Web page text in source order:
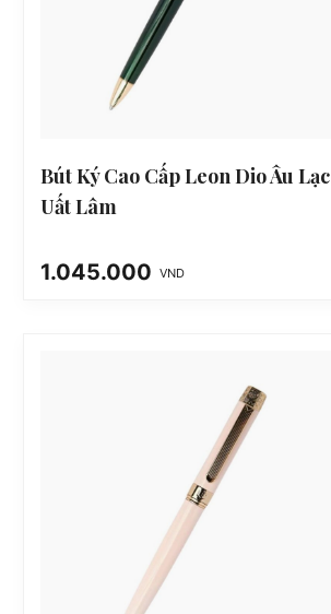
Bút Ký Cao Cấp Leon Dio Âu Lạc
Uất Lâm
1.045.000 VND